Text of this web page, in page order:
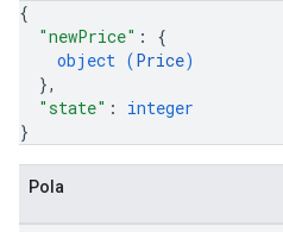
{
"newPrice" : {
object (Price)
},
"state" : integer
}
Pola